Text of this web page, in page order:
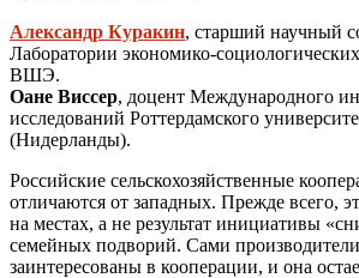
Александр Куракин, старший научный
Лаборатории экономико-
ВШЭ.
Оане Виссер, доцент Международного
исследований Роттердамского
(Нидерланды).
Российские сельскохозяйственные
отличаются от западных. Прежде всего,
на местах, а не результат инициативы
семейных подворий. Сами производители
заинтересованы в кооперации, и она